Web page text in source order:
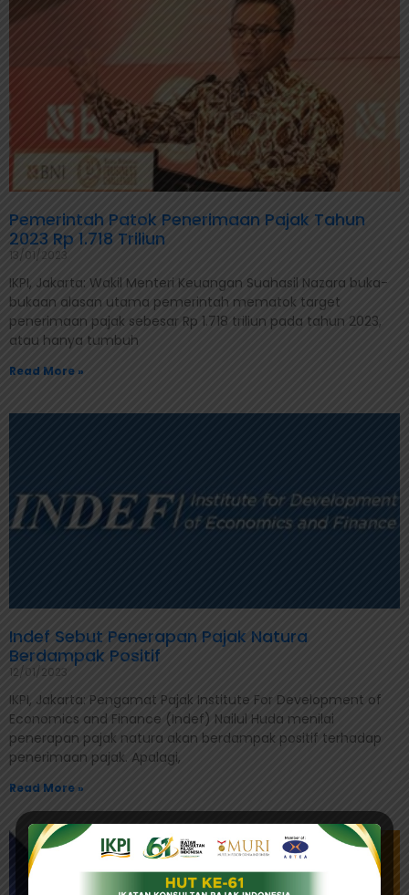
Pemerintah Patok Penerimaan Pajak Tahun
2023 Rp 1.718 Triliun
13/01/2023
IKPI, Jakarta: Wakil Menteri Keuangan Suahasil Nazara buka-
bukaan alasan utama pemerintah mematok target
penerimaan pajak sebesar Rp 1.718 triliun pada tahun 2023,
atau hanya tumbuh
Read More »
Indef Sebut Penerapan Pajak Natura
Berdampak Positif
12/01/2023
IKPI, Jakarta: Pengamat Pajak Institute For Development of
Economics and Finance (Indef) Nailul Huda menilai
penerapan pajak natura akan berdampak positif terhadap
penerimaan pajak. Apalagi,
Read More »